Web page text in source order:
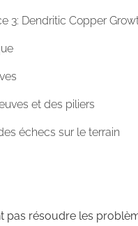
3: Dendritic Copper
et des piliers
échecs sur le terrain
pas résoudre les